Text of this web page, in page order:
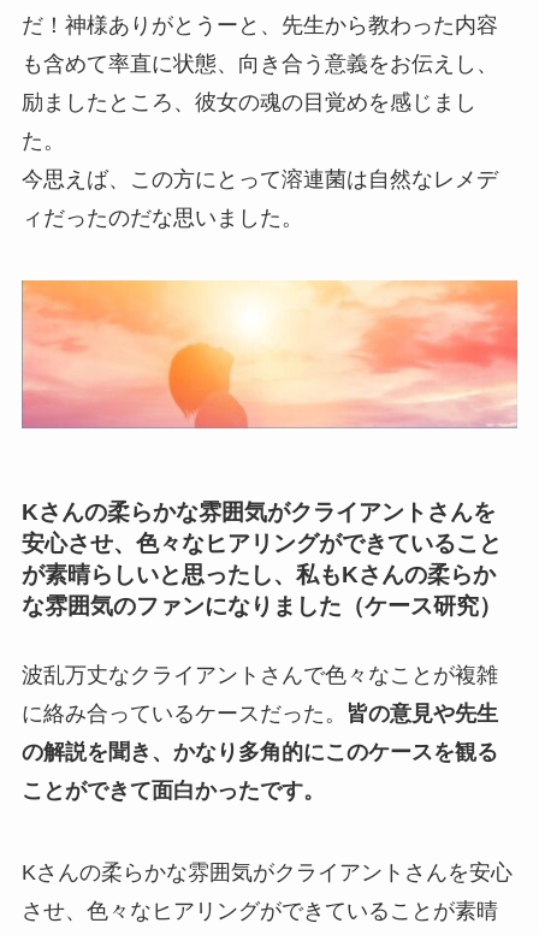
だ！神様ありがとうーと、先生から教わった内容
も含めて率直に状態、向き合う意義をお伝えし、
励ましたところ、彼女の魂の目覚めを感じまし
た。
今思えば、この方にとって溶連菌は自然なレメデ
ィだったのだな思いました。
Kさんの柔らかな雰囲気がクライアントさんを
安心させ、色々なヒアリングができていること
が素晴らしいと思ったし、私もKさんの柔らか
な雰囲気のファンになりました（ケース研究）
波乱万丈なクライアントさんで色々なことが複雑
に絡み合っているケースだった。 皆の意見や先生
の解説を聞き、かなり多角的にこのケースを観る
ことができて面白かったです。
Kさんの柔らかな雰囲気がクライアントさんを安心
させ、色々なヒアリングができていることが素晴